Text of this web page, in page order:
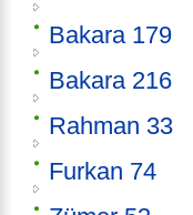
Bakara 179
Bakara 216
Rahman 33
Furkan 74